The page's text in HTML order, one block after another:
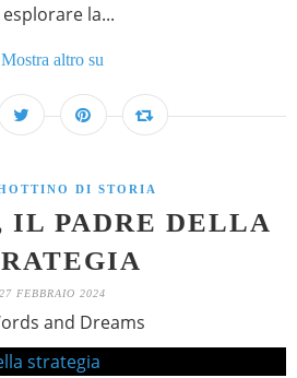
la...
Mostra altro su
DI STORIA
IL PADRE DELLA
27 FEBBRAIO 2024
and Dreams